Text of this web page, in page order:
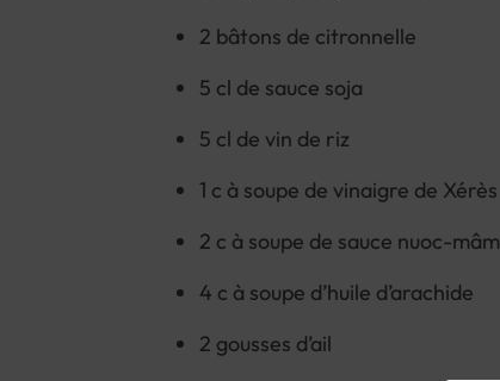
2 bâtons de citronnelle
5 cl de sauce soja
5 cl de vin de riz
1 c à soupe de vinaigre de Xérès
2 c à soupe de sauce nuoc-mâm
4 c à soupe d’huile d’arachide
2 gousses d’ail